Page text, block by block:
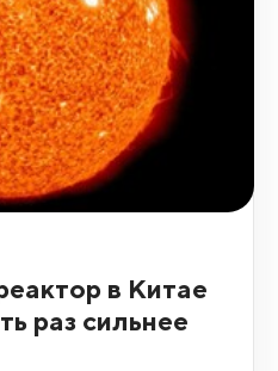
в Китае
раз сильнее